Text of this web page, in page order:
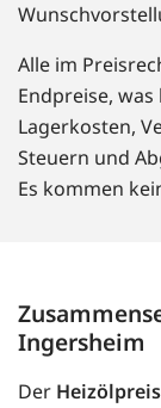
Alle im
Endpreise,
Lagerkosten,
Steuern und
Es kommen
Ingersheim
Der Heizölpreis